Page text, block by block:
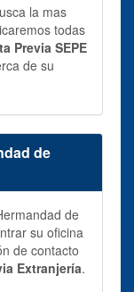
la mas
todas
Previa SEPE
de su
de
de
su oficina
de contacto
Extranjería.